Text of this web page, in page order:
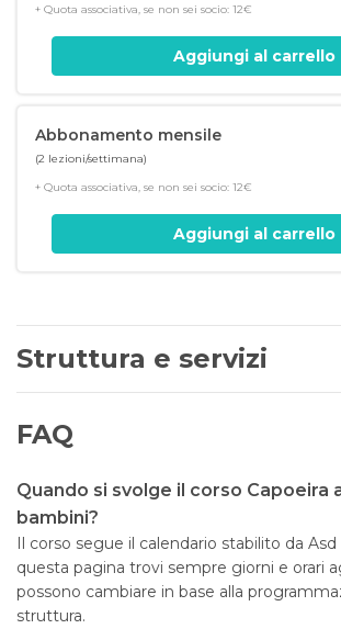
+ Quota associativa, se non sei socio: 12€
Aggiungi al carrello
Abbonamento mensile
(2 lezioni/settimana)
+ Quota associativa, se non sei socio: 12€
Aggiungi al carrello
Struttura e servizi
FAQ
Quando si svolge il corso Capoeira
bambini?
Il corso segue il calendario stabilito da Asd
questa pagina trovi sempre giorni e orari
possono cambiare in base alla
struttura.